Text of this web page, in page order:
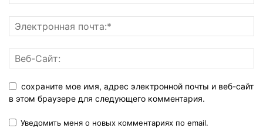
сохраните мое имя, адрес электронной почты и веб-сайт
в этом браузере для следующего комментария.
Уведомить меня о новых комментариях по email.